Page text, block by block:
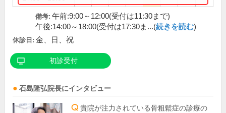
備考: 午前:9:00～12:00(受付は11:30まで)
午後:14:00～18:00(受付は17:30ま...(続きを読む)
休診日: 金、日、祝
初診受付
石島隆弘院長にインタビュー
貴院が注力されている骨粗鬆症の診療の